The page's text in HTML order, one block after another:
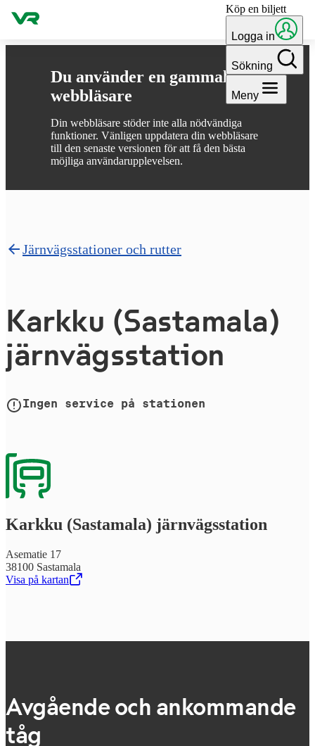
Du använder en gammal
webbläsare
Din webbläsare stöder inte alla nödvändiga
funktioner. Vänligen uppdatera din webbläsare
till den senaste versionen för att få den bästa
möjliga användarupplevelsen.
Gå till innehållet Köp en biljett
Logga in
Sökning
Meny
Järnvägsstationer och rutter
Karkku (Sastamala)
järn­vägs­sta­tion
Ingen service på stationen
Karkku (Sastamala) järn­vägs­sta­tion
Asematie 17
38100 Sastamala
Visa på kartan
,Öppnas i en ny flik
Avgående och ankommande
tåg